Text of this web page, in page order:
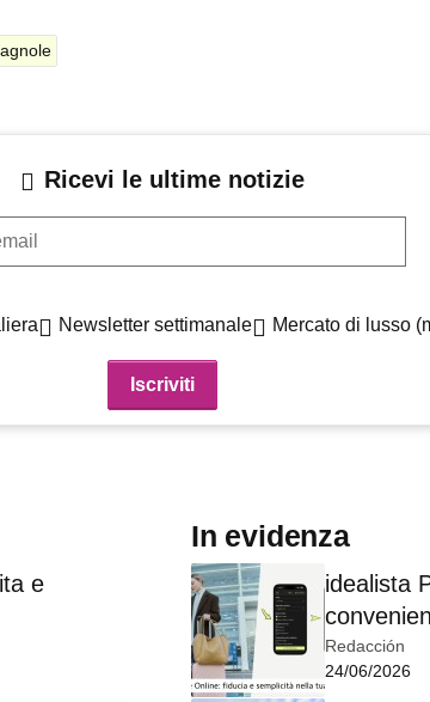
Ricevi le ultime notizie
Newsletter settimanale Mercato di lusso
e
In evidenza
idealista
Redacción
24/06/2026